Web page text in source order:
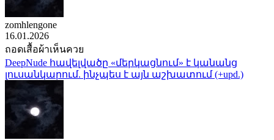
zomhlengone
16.01.2026
ถอดเสื้อผ้าเห็นควย
DeepNude հավելվածը «մերկացնում» է կանանց
լուսանկարում. ինչպես է այն աշխատում (+upd.)